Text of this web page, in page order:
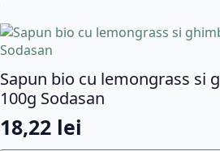
Sapun bio cu lemongrass si
100g Sodasan
18,22 lei